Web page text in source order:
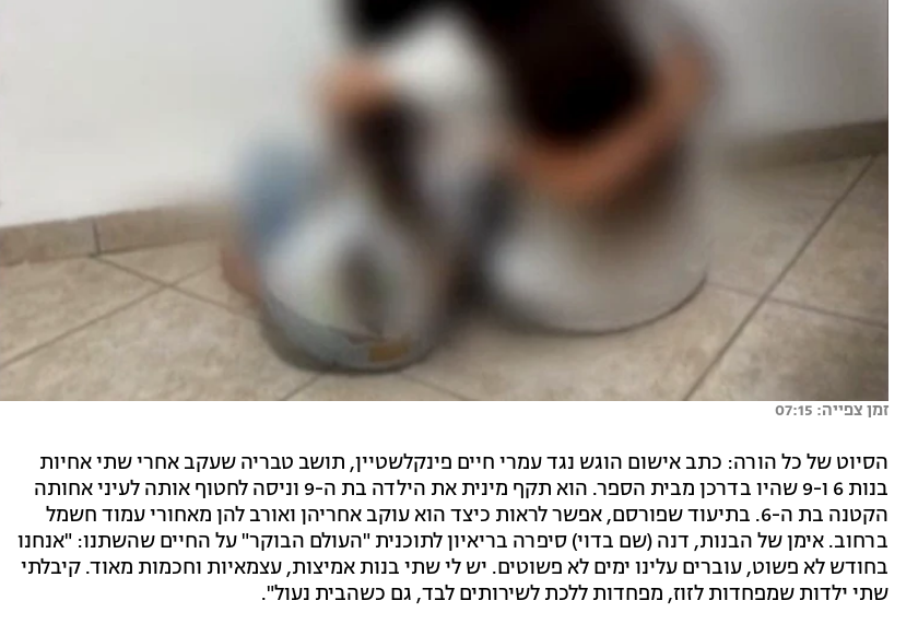
זמן צפייה: 07:15
הסיוט של כל הורה: כתב אישום הוגש נגד עמרי חיים פינקלשטיין, תושב טבריה שעקב אחרי שתי אחיות
בנות 6 ו-9 שהיו בדרכן מבית הספר. הוא תקף מינית את הילדה בת ה-9 וניסה לחטוף אותה לעיני אחותה
הקטנה בת ה-6. בתיעוד שפורסם, אפשר לראות כיצד הוא עוקב אחריהן ואורב להן מאחורי עמוד חשמל
ברחוב. אימן של הבנות, דנה (שם בדוי) סיפרה בריאיון לתוכנית "העולם הבוקר" על החיים שהשתנו: "אנחנו
בחודש לא פשוט, עוברים עלינו ימים לא פשוטים. יש לי שתי בנות אמיצות, עצמאיות וחכמות מאוד. קיבלתי
שתי ילדות שמפחדות לזוז, מפחדות ללכת לשירותים לבד, גם כשהבית נעול".